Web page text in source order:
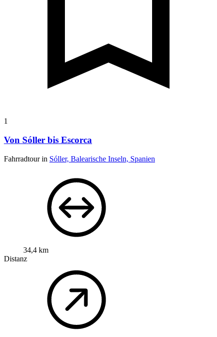
1
Von Sóller bis Escorca
Fahrradtour in Sóller, Balearische Inseln, Spanien
34,4 km
Distanz